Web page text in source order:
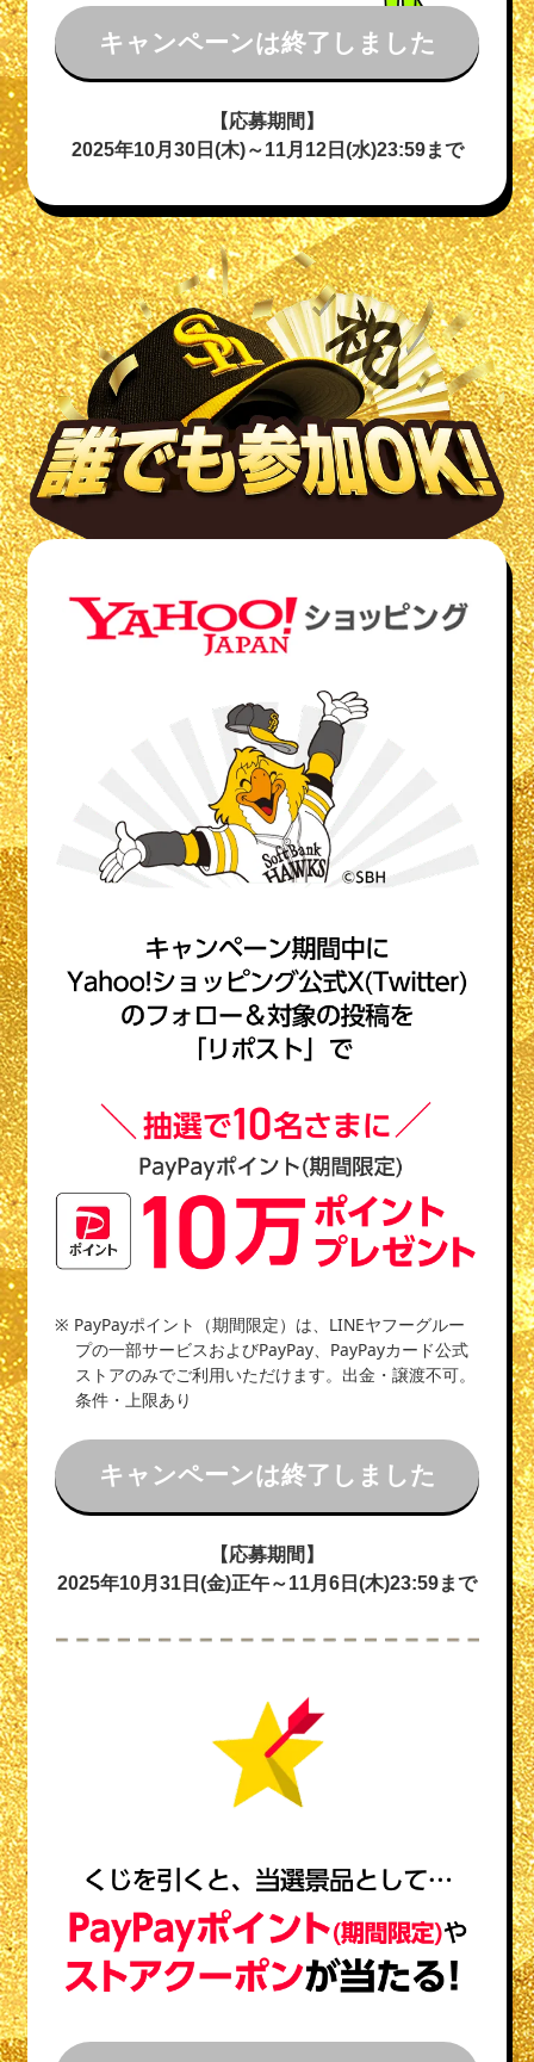
キャンペーンは終了しました
【応募期間】
2025年10月30日(木)～11月12日(水)23:59まで
※ PayPayポイント（期間限定）は、LINEヤフーグルー
プの一部サービスおよびPayPay、PayPayカード公式
ストアのみでご利用いただけます。出金・譲渡不可。
条件・上限あり
キャンペーンは終了しました
【応募期間】
2025年10月31日(金)正午～11月6日(木)23:59まで